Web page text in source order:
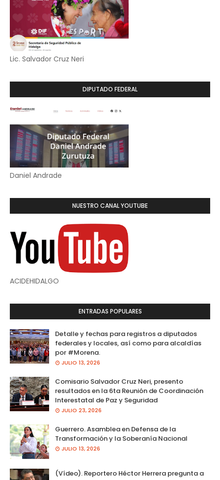
Lic. Salvador Cruz Neri
DIPUTADO FEDERAL
Daniel Andrade
NUESTRO CANAL YOUTUBE
ACIDEHIDALGO
ENTRADAS POPULARES
Detalle y fechas para registros a diputados
federales y locales, así como para alcaldías
por #Morena.
JULIO 13, 2026
Comisario Salvador Cruz Neri, presento
resultados en la 6ta Reunión de Coordinación
Interestatal de Paz y Seguridad
JULIO 23, 2026
Guerrero. Asamblea en Defensa de la
Transformación y la Soberanía Nacional
JULIO 13, 2026
(Vídeo). Reportero Héctor Herrera pregunta a